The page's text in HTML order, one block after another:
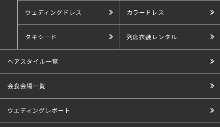
ウェディングドレス カラードレス
タキシード 列席衣装レンタル
ヘアスタイル一覧
会食会場一覧
ウエディングレポート